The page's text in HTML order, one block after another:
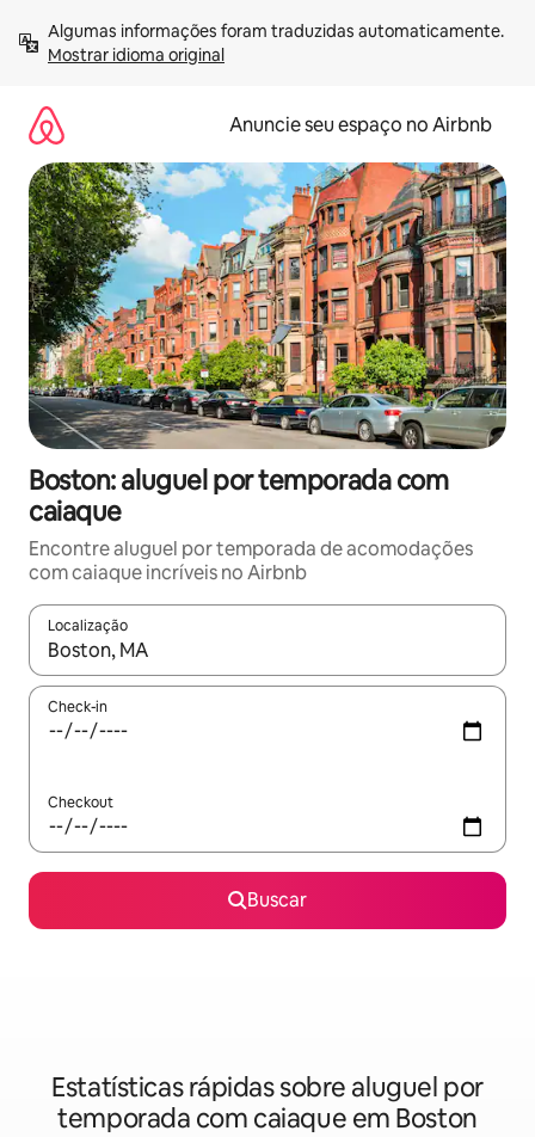
para
Mostrar idioma original
Anuncie seu espaço no Airbnb
Boston: aluguel por temporada com
caiaque
Encontre aluguel por temporada de acomodações
com caiaque incríveis no Airbnb
Localização
Quando os resultados estiverem disponíveis, explore-os
Check-in
Checkout
Buscar
Estatísticas rápidas sobre aluguel por
temporada com caiaque em Boston